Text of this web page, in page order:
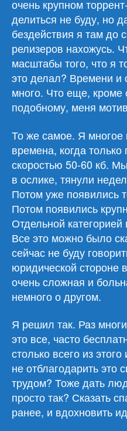
очень крупном
делиться не буду, но
бездействия я там до
релизеров нахожусь.
масштабы того, что я
это делал? Времени и
много. Что еще, кроме
подобному, меня
То же самое. Я многое
времена, когда
скоростью 50-60 кб.
в ослике, тянули
Потом уже появились
Потом появились
Отдельной
Все это можно было
сейчас не буду
юридической стороне
очень сложная и
немного о другом.
Я решил так. Раз
это все, часто
столько всего из
не отблагодарить это
трудом? Тоже дать
просто так? Сказать
ранее, и вдохновить